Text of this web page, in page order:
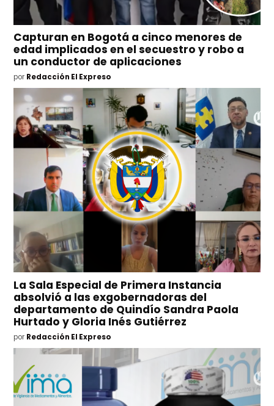
Capturan en Bogotá a cinco menores de
edad implicados en el secuestro y robo a
un conductor de aplicaciones
por Redacción El Expreso
La Sala Especial de Primera Instancia
absolvió a las exgobernadoras del
departamento de Quindío Sandra Paola
Hurtado y Gloria Inés Gutiérrez
por Redacción El Expreso